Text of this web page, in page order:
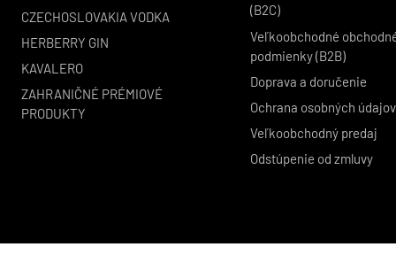
CZECHOSLOVAKIA VODKA
HERBERRY GIN
KAVALERO
ZAHRANIČNÉ PRÉMIOVÉ
PRODUKTY
(B2C)
Veľkoobchodné
podmienky (B2B)
Doprava a doručenie
Ochrana osobných údajov
Veľkoobchodný predaj
Odstúpenie od zmluvy